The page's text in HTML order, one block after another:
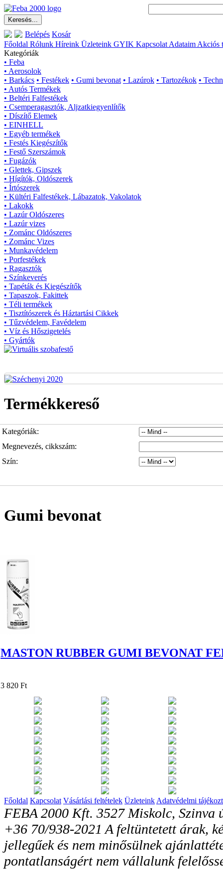
Belépés Kosár
Főoldal Rólunk Híreink Üzleteink GYIK Kapcsolat Adataim Akciós
Kategóriák
• Feba
• Aerosolok
• Barkács • Festékek • Gumi bevonat • Lazúrok • Tartozékok •
• Autós Termékek
• Beltéri Falfestékek
• Csemperagasztók, Aljzatkiegyenlítők
• Díszítő Elemek
• EINHELL
• Egyéb termékek
• Festés Kiegészítők
• Festő Szerszámok
• Fugázók
• Glettek, Gipszek
• Hígítók, Oldószerek
• Írtószerek
• Kültéri Falfestékek, Lábazatok, Vakolatok
• Lakokk
• Lazúr Oldószeres
• Lazúr vizes
• Zománc Oldószeres
• Zománc Vizes
• Munkavédelem
• Porfestékek
• Ragasztók
• Színkeverés
• Tapéták és Kiegészítők
• Tapaszok, Fakittek
• Téli termékek
• Tisztítószerek és Háztartási Cikkek
• Tűzvédelem, Favédelem
• Víz és Hőszigetelés
• Gyártók
Termékkereső
Kategóriák:
Megnevezés, cikkszám:
Szín:
Gumi bevonat
MASTON RUBBER GUMI BEVONAT
3 820 Ft
Főoldal Kapcsolat Vásárlási feltételek Üzleteink Adatvédelmi
FEBA 2000 Kft. 3527 Miskolc,
+36 70/938-2021 A feltüntetett árak,
jellegűek és nem minősülnek
pontatlanságért nem vállalunk